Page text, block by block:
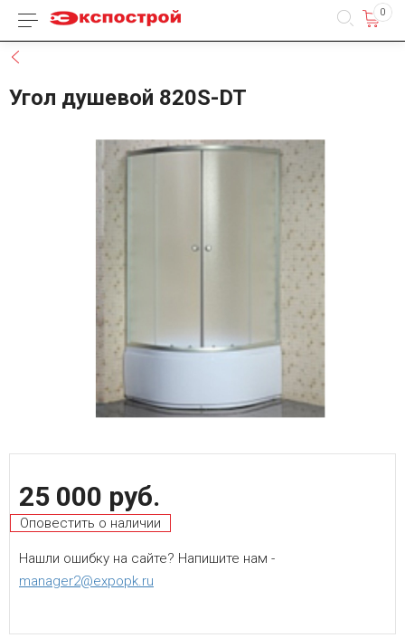
Каталог товаров 0
Угол душевой 820S-DT
25 000 руб.
Оповестить о наличии
Нашли ошибку на сайте? Напишите нам -
manager2@expopk.ru